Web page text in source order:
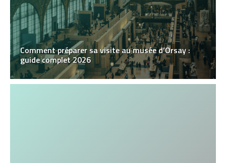
Comment préparer sa visite au musée d’Orsay :
guide complet 2026